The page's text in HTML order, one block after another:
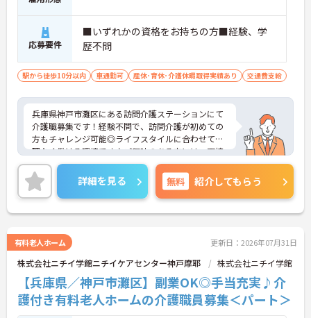
応募要件
■いずれかの資格をお持ちの方■経験、学
歴不問
駅から徒歩10分以内 車通勤可 産休･育休･介護休暇取得実績あり 交通費支給
兵庫県神戸市灘区にある訪問介護ステーションにて
介護職募集です！経験不問で、訪問介護が初めての
方もチャレンジ可能◎ライフスタイルに合わせて無
理なく働ける環境です♪ご興味のある方には、面接
対策ポイントなど、さらに詳細をご案内しますので
お気軽にご相談ください！
詳細を見る 無料 紹介してもらう
有料老人ホーム 更新日：2026年07月31日
株式会社ニチイ学館ニチイケアセンター神戸摩耶 株式会社ニチイ学館
【兵庫県／神戸市灘区】副業OK◎手当充実♪介
護付き有料老人ホームの介護職員募集＜パート＞